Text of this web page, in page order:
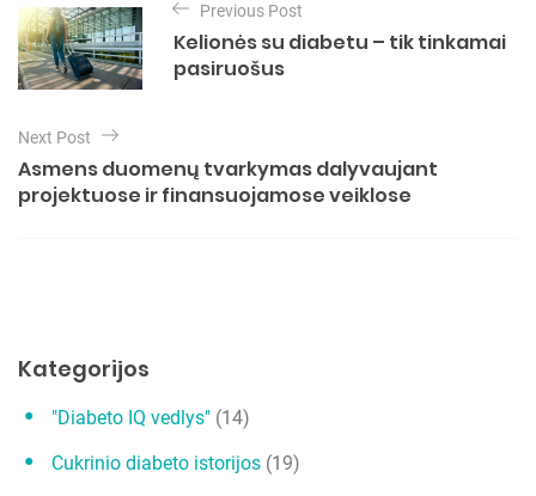
g
o
r
a
v
i
g
a
c
t
a
r
p
Previous Post
Kelionės su diabetu – tik tinkamai
pasiruošus
Next Post
Asmens duomenų tvarkymas dalyvaujant
projektuose ir finansuojamose veiklose
Kategorijos
"Diabeto IQ vedlys" (14)
Cukrinio diabeto istorijos (19)